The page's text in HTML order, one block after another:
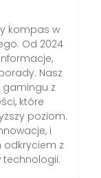
kompas w
Od 2024
Nasz
gamingu z
które
poziom.
i
odkryciem z
technologii.